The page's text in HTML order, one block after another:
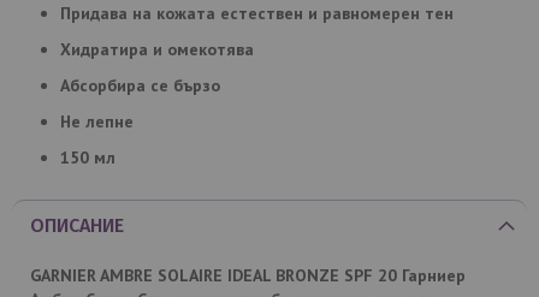
Придава на кожата естествен и равномерен тен
Хидратира и омекотява
Абсорбира се бързо
Не лепне
150 мл
ОПИСАНИЕ
GARNIER AMBRE SOLAIRE IDEAL BRONZE SPF 20 Гарниер